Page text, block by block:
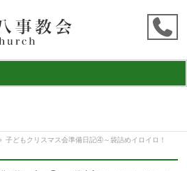
子どもクリスマス会準備日記④～袋詰めイロイロ！